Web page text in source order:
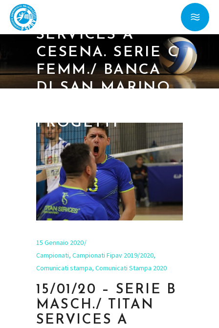
B MASCH./ TITAN
SERVICES A
CESENA. SERIE C
FEMM./ BANCA
DI SAN MARINO
PROGETTI
15 Gennaio 2020
Campionati, Campionati Fipav 2019/2020,
Comunicati stampa, Comunicati Stampa 2020
15/01/20 – SERIE B
MASCH./ TITAN
SERVICES A